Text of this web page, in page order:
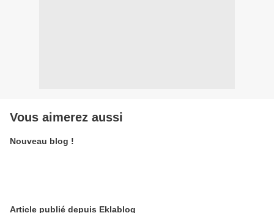
Vous aimerez aussi
Nouveau blog !
Article publié depuis Eklablog